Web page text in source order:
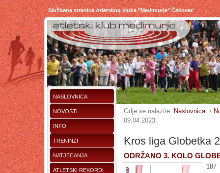
Službene stranice Atletskog kluba "Međimurje" Čakovec
NASLOVNICA
NOVOSTI
INFO
TRENINZI
NATJECANJA
ATLETSKI REKORDI
Gdje se nalazite: Naslovnica
09.04.2023.
Kros liga Globetka
ODRŽANO 3. KOLO
187